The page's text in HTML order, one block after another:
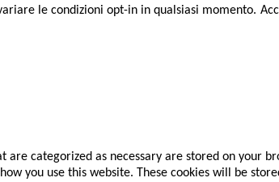
le condizioni opt-in in qualsiasi momento.
categorized as necessary are stored on your
you use this website. These cookies will be